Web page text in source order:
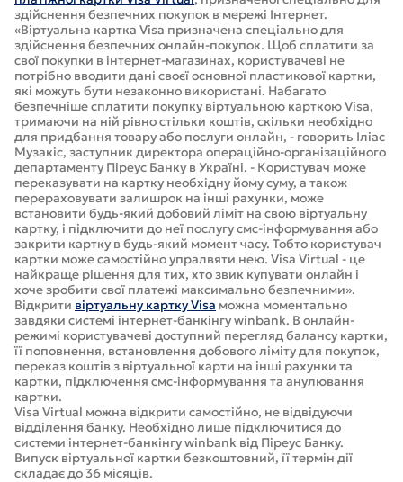
здійснення безпечних покупок в мережі Інтернет.
«Віртуальна картка Visa призначена спеціально для
здійснення безпечних онлайн-покупок. Щоб сплатити за
свої покупки в інтернет-магазинах, користувачеві не
потрібно вводити дані своєї основної пластикової картки,
які можуть бути незаконно використані. Набагато
безпечніше сплатити покупку віртуальною карткою Visa,
тримаючи на ній рівно стільки коштів, скільки необхідно
для придбання товару або послуги онлайн, - говорить Іліас
Музакіс, заступник директора операційно-організаційного
департаменту Піреус Банку в Україні. - Користувач може
переказувати на картку необхідну йому суму, а також
перераховувати залишрок на інші рахунки, може
встановити будь-який добовий ліміт на свою віртуальну
картку, і підключити до неї послугу смс-інформування або
закрити картку в будь-який момент часу. Тобто користувач
картки може самостійно упралвяти нею. Visa Virtual - це
найкраще рішення для тих, хто звик купувати онлайн і
хоче зробити свої платежі максимально безпечними».
Відкрити віртуальну картку Visa можна моментально
завдяки системі інтернет-банкінгу winbank. В онлайн-
режимі користувачеві доступний перегляд балансу картки,
її поповнення, встановлення добового ліміту для покупок,
переказ коштів з віртуальної карти на інші рахунки та
картки, підключення смс-інформування та анулювання
картки.
Visa Virtual можна відкрити самостійно, не відвідуючи
відділення банку. Необхідно лише підключитися до
системи інтернет-банкінгу winbank від Піреус Банку.
Випуск віртуальної картки безкоштовний, її термін дії
складає до 36 місяців.